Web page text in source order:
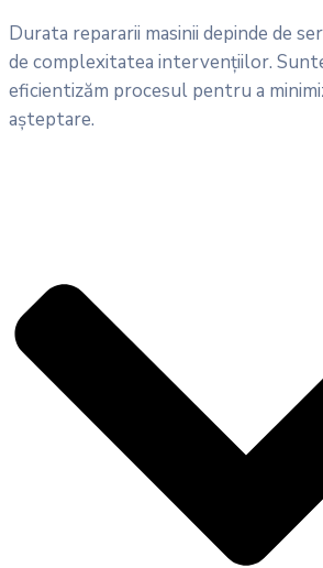
Durata repararii masinii depinde de
de complexitatea intervențiilor.
eficientizăm procesul pentru a
așteptare.